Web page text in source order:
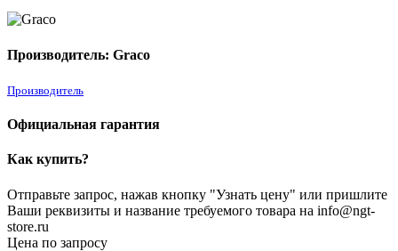
Производитель: Graco
Производитель
Официальная гарантия
Как купить?
Отправьте запрос, нажав кнопку "Узнать цену" или пришлите
Ваши реквизиты и название требуемого товара на info@ngt-
store.ru
Цена по запросу